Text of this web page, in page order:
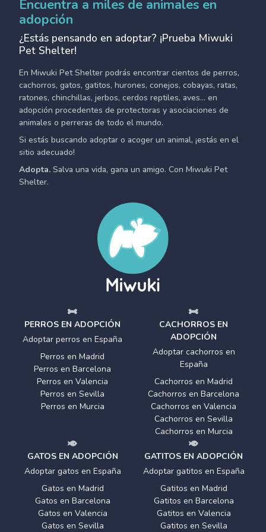
Encuentra a miles de animales en
adopción
¿Estás pensando en adoptar? ¡Prueba Miwuki
Pet Shelter!
En Miwuki Pet Shelter podrás encontrar cientos de perros,
cachorros, gatos, gatitos, hurones, conejos, cobayas, ratas,
ratones, chinchillas, jerbos, cerdos reptiles, aves... en
adopción procedentes de protectoras y asociaciones de
animales o perreras de todo el mundo.
Si estás buscando adoptar o acoger un animal, ¡estás en el
sitio adecuado!
Adopta. Salva una vida, gana un amigo. Con Miwuki Pet
Shelter.
PERROS EN ADOPCIÓN
Adoptar perros en España
Perros en Madrid
Perros en Barcelona
Perros en Valencia
Perros en Sevilla
Perros en Murcia
CACHORROS EN
ADOPCIÓN
Adoptar cachorros en
España
Cachorros en Madrid
Cachorros en Barcelona
Cachorros en Valencia
Cachorros en Sevilla
Cachorros en Murcia
GATOS EN ADOPCIÓN
Adoptar gatos en España
Gatos en Madrid
Gatos en Barcelona
Gatos en Valencia
Gatos en Sevilla
GATITOS EN ADOPCIÓN
Adoptar gatitos en España
Gatitos en Madrid
Gatitos en Barcelona
Gatitos en Valencia
Gatitos en Sevilla